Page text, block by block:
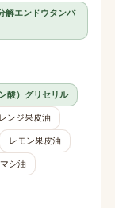
解エンドウタンパ
酸）グリセリル
ンジ果皮油
レモン果皮油
シ油